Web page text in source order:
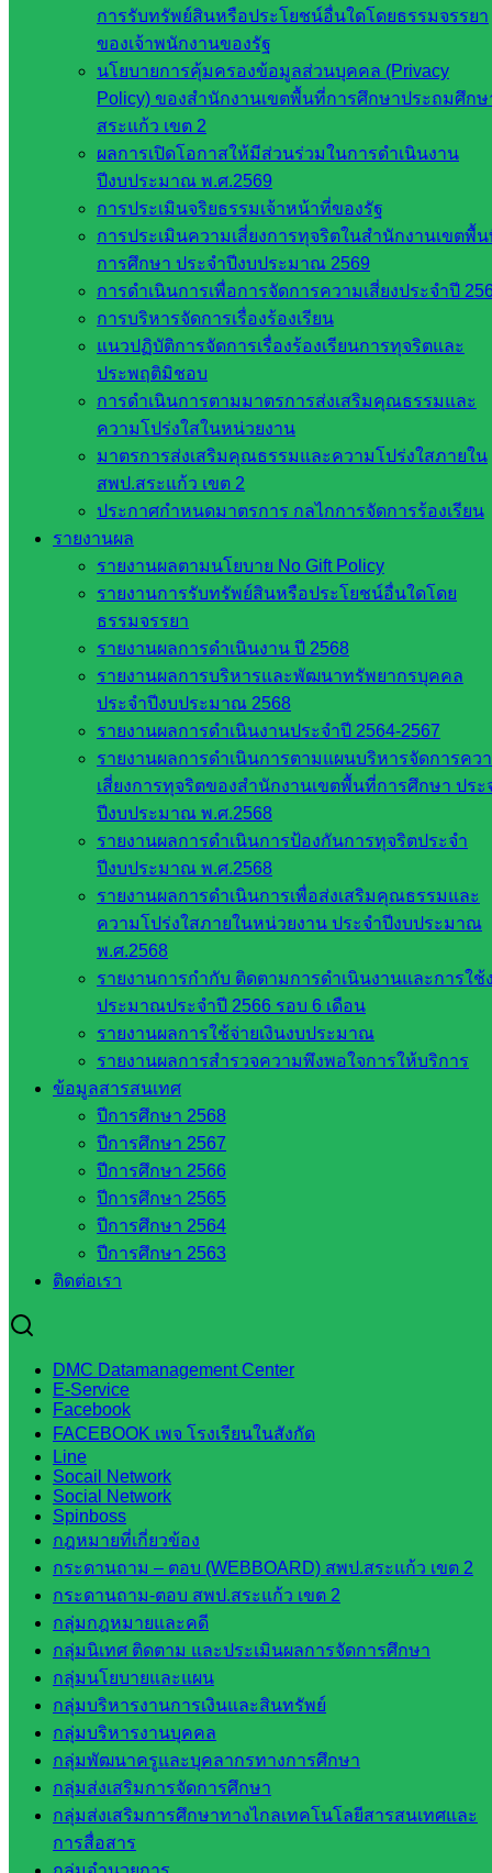
การรับทรัพย์สินหรือประโยชน์อื่นใดโดยธรรมจรรยา
ของเจ้าพนักงานของรัฐ
นโยบายการคุ้มครองข้อมูลส่วนบุคคล (Privacy
Policy) ของสำนักงานเขตพื้นที่การศึกษาประถมศึกษ
สระแก้ว เขต 2
ผลการเปิดโอกาสให้มีส่วนร่วมในการดำเนินงาน
ปีงบประมาณ พ.ศ.2569
การประเมินจริยธรรมเจ้าหน้าที่ของรัฐ
การประเมินความเสี่ยงการทุจริตในสำนักงานเขตพื้
การศึกษา ประจำปีงบประมาณ 2569
การดำเนินการเพื่อการจัดการความเสี่ยงประจำปี
การบริหารจัดการเรื่องร้องเรียน
แนวปฏิบัติการจัดการเรื่องร้องเรียนการทุจริตและ
ประพฤติมิชอบ
การดำเนินการตามมาตรการส่งเสริมคุณธรรมและ
ความโปร่งใสในหน่วยงาน
มาตรการส่งเสริมคุณธรรมและความโปร่งใสภายใน
สพป.สระแก้ว เขต 2
ประกาศกำหนดมาตรการ กลไกการจัดการร้องเรียน
รายงานผล
รายงานผลตามนโยบาย No Gift Policy
รายงานการรับทรัพย์สินหรือประโยชน์อื่นใดโดย
ธรรมจรรยา
รายงานผลการดำเนินงาน ปี 2568
รายงานผลการบริหารและพัฒนาทรัพยากรบุคคล
ประจำปีงบประมาณ 2568
รายงานผลการดำเนินงานประจำปี 2564-2567
รายงานผลการดำเนินการตามแผนบริหารจัดการคว
เสี่ยงการทุจริตของสำนักงานเขตพื้นที่การศึกษา ประ
ปีงบประมาณ พ.ศ.2568
รายงานผลการดำเนินการป้องกันการทุจริตประจำ
ปีงบประมาณ พ.ศ.2568
รายงานผลการดำเนินการเพื่อส่งเสริมคุณธรรมและ
ความโปร่งใสภายในหน่วยงาน ประจำปีงบประมาณ
พ.ศ.2568
รายงานการกำกับ ติดตามการดำเนินงานและการใช้
ประมาณประจำปี 2566 รอบ 6 เดือน
รายงานผลการใช้จ่ายเงินงบประมาณ
รายงานผลการสำรวจความพึงพอใจการให้บริการ
ข้อมูลสารสนเทศ
ปีการศึกษา 2568
ปีการศึกษา 2567
ปีการศึกษา 2566
ปีการศึกษา 2565
ปีการศึกษา 2564
ปีการศึกษา 2563
ติดต่อเรา
DMC Datamanagement Center
E-Service
Facebook
FACEBOOK เพจ โรงเรียนในสังกัด
Line
Socail Network
Social Network
Spinboss
กฎหมายที่เกี่ยวข้อง
กระดานถาม – ตอบ (WEBBOARD) สพป.สระแก้ว เขต 2
กระดานถาม-ตอบ สพป.สระแก้ว เขต 2
กลุ่มกฎหมายและคดี
กลุ่มนิเทศ ติดตาม และประเมินผลการจัดการศึกษา
กลุ่มนโยบายและแผน
กลุ่มบริหารงานการเงินและสินทรัพย์
กลุ่มบริหารงานบุคคล
กลุ่มพัฒนาครูและบุคลากรทางการศึกษา
กลุ่มส่งเสริมการจัดการศึกษา
กลุ่มส่งเสริมการศึกษาทางไกลเทคโนโลยีสารสนเทศและ
การสื่อสาร
สำนักงาน
เลขาธิการ
สภาการ
สำนักงาน
คณะ
กรรมการ
การ
อาชีวศึกษา
สำนักงาน
คณะ
กรรมการ
การศึกษา
ขั้นพื้น
ฐาน
รายชื่อ
มหาวิทยาลัย
ประเทศไทย
เว็บไซต์
สำนักต่าง
ๆ ใน
เว็บไซต์
สพม. ใน
สพฐ.
เว็บไซต์
สพป. ใน
สพฐ.
กรมบัญชี
กลาง
สำนักงาน
ส.ก.ส.ค
หน่วยงาน
ในจังหวัด
สระแก้ว
จังหวัด
สระแก้ว
องค์การ
บริหาร
ส่วน
จังหวัด
จังหวัด
สระแก้ว
สำนักงาน
ส.ก.ส.ค.
จังหวัด
สระแก้ว
สพป.
สพป.สระแก้ว
เขต 2
โรงเรียน
ในสังกัด
สพป.สระแก้ว
เขต 1
โรงเรียน
ในสังกัด
สพป.สระแก้ว
เขต 2